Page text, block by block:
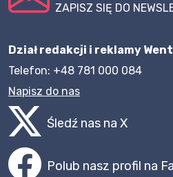
ZAPISZ SIĘ DO
Dział redakcji i reklamy
Telefon: +48 781 000 084
Napisz do nas
Śledź nas na X
Polub nasz profil na